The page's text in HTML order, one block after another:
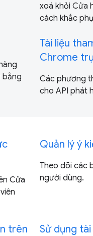
xoá khỏi Cửa
cách khắc
bằng
Tài liệu
Chrome
Các phương
cho API phát
Cửa
Quản lý ý
Theo dõi các
người dùng.
trên
Sử dụng